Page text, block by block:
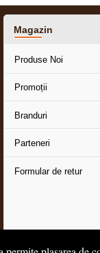
Magazin
Produse Noi
Promoții
Branduri
Parteneri
Formular de retur